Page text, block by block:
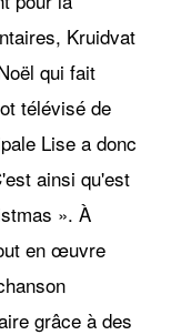
Kruidvat
qui fait
télévisé de
Lise a donc
ainsi qu'est
». À
en œuvre
grâce à des